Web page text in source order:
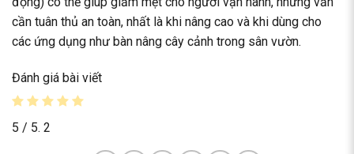
cần tuân thủ an toàn, nhất là khi nâng cao và khi dùng cho
các ứng dụng như bàn nâng cây cảnh trong sân vườn.
Đánh giá bài viết
5 / 5. 2